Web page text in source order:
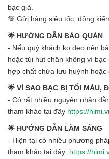
bạc giả.
💯 Gửi hàng siêu tốc, đồng
🌟 HƯỚNG DẪN BẢO QUẢN
- Nếu quý khách ko đeo nên
hoặc túi hút chân không vì
hợp chất chứa lưu huỳnh hoặc
🌟 VÌ SAO BẠC BỊ TỐI MÀU,
- Có rất nhiều nguyên nhân
tham khảo tại đây https://
🌟 HƯỚNG DẪN LÀM SÁNG
- Hiện tại có nhiều phương
tham khảo tại đây: https://